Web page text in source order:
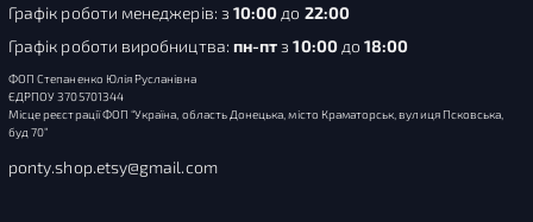
Графік роботи менеджерів: з 10:00 до 22:00
Графік роботи виробництва: пн-пт з10:00до18:00
ФОП Степаненко Юлія Русланівна
ЄДРПОУ 3705701344
Місце реєстрації ФОП “Україна, область Донецька, місто Краматорськ, вулиця Псковська,
буд 70”
ponty.shop.etsy@gmail.com